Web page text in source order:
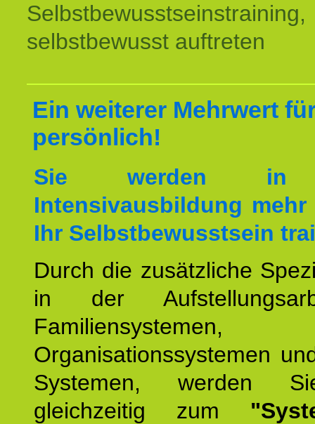
Selbstbewusstseinstraining,
selbstbewusst auftreten
Ein weiterer Mehrwert
persönlich!
Sie werden in
Intensivausbildung
Ihr Selbstbewusstsein
Durch die zusätzliche
in der
Familiensystemen,
Organisationssystemen
Systemen, werden
gleichzeitig zum